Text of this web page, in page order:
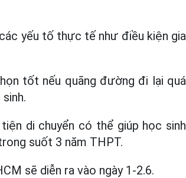
yếu tố thực tế như điều kiện gia
tốt nếu quãng đường đi lại quá
di chuyển có thể giúp học sinh
suốt 3 năm THPT.
sẽ diễn ra vào ngày 1-2.6.